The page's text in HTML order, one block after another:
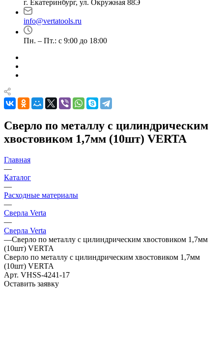
г. Екатеринбург, ул. Окружная 88Э
info@vertatools.ru
Пн. – Пт.: с 9:00 до 18:00
Сверло по металлу с цилиндрическим
хвостовиком 1,7мм (10шт) VERTA
Главная
—
Каталог
—
Расходные материалы
—
Сверла Verta
—
Сверла Verta
—Сверло по металлу с цилиндрическим хвостовиком 1,7мм
(10шт) VERTA
Сверло по металлу с цилиндрическим хвостовиком 1,7мм
(10шт) VERTA
Арт. VHSS-4241-17
Оставить заявку